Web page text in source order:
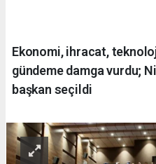
Ekonomi, ihracat,
gündeme damga vurdu;
başkan seçildi